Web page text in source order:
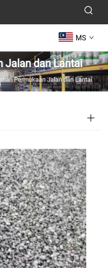
MS
Jalan dan Lantai
Permukaan Jalan dan Lantai